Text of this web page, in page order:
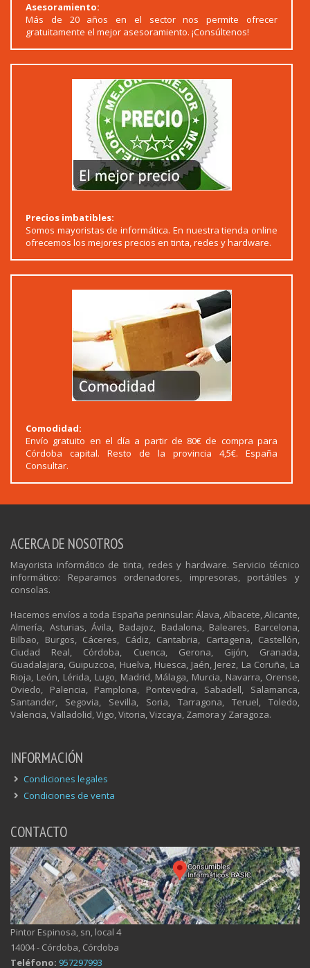
Asesoramiento:
Más de 20 años en el sector nos permite ofrecer
gratuitamente el mejor asesoramiento. ¡Consúltenos!
Precios imbatibles:
Somos mayoristas de informática. En nuestra tienda online
ofrecemos los mejores precios en tinta, redes y hardware.
Comodidad:
Envío gratuito en el día a partir de 80€ de compra para
Córdoba capital. Resto de la provincia 4,5€. España
Consultar.
ACERCA DE NOSOTROS
Mayorista informático de tinta, redes y hardware. Servicio técnico
informático: Reparamos ordenadores, impresoras, portátiles y
consolas.
Hacemos envíos a toda España peninsular: Álava, Albacete, Alicante,
Almería, Asturias, Ávila, Badajoz, Badalona, Baleares, Barcelona,
Bilbao, Burgos, Cáceres, Cádiz, Cantabria, Cartagena, Castellón,
Ciudad Real, Córdoba, Cuenca, Gerona, Gijón, Granada,
Guadalajara, Guipuzcoa, Huelva, Huesca, Jaén, Jerez, La Coruña, La
Rioja, León, Lérida, Lugo, Madrid, Málaga, Murcia, Navarra, Orense,
Oviedo, Palencia, Pamplona, Pontevedra, Sabadell, Salamanca,
Santander, Segovia, Sevilla, Soria, Tarragona, Teruel, Toledo,
Valencia, Valladolid, Vigo, Vitoria, Vizcaya, Zamora y Zaragoza.
INFORMACIÓN
Condiciones legales
Condiciones de venta
CONTACTO
Pintor Espinosa, sn, local 4
14004 - Córdoba, Córdoba
Teléfono: 957297993